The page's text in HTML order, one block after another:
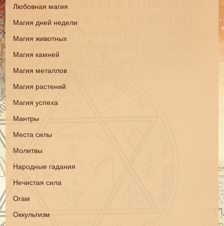
Любовная магия
Магия дней недели
Магия животных
Магия камней
Магия металлов
Магия растений
Магия успеха
Мантры
Места силы
Молитвы
Народные гадания
Нечистая сила
Огам
Оккультизм